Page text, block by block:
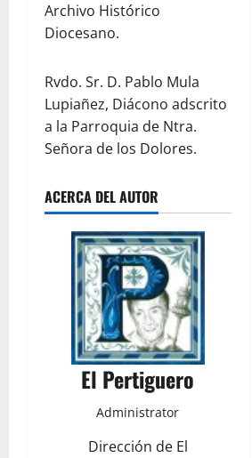
Archivo Histórico
Diocesano.
Rvdo. Sr. D. Pablo Mula
Lupiañez, Diácono adscrito
a la Parroquia de Ntra.
Señora de los Dolores.
ACERCA DEL AUTOR
El Pertiguero
Administrator
Dirección de El